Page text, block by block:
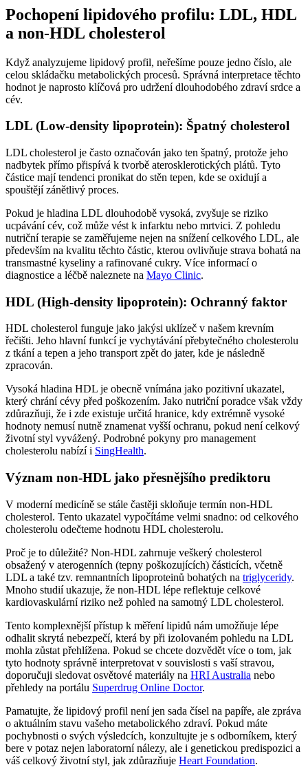
Pochopení lipidového profilu: LDL, HDL
a non-HDL cholesterol
Když analyzujeme lipidový profil, neřešíme pouze jedno číslo, ale
celou skládačku metabolických procesů. Správná interpretace těchto
hodnot je naprosto klíčová pro udržení dlouhodobého zdraví srdce a
cév.
LDL (Low-density lipoprotein): Špatný cholesterol
LDL cholesterol je často označován jako ten špatný, protože jeho
nadbytek přímo přispívá k tvorbě aterosklerotických plátů. Tyto
částice mají tendenci pronikat do stěn tepen, kde se oxidují a
spouštějí zánětlivý proces.
Pokud je hladina LDL dlouhodobě vysoká, zvyšuje se riziko
ucpávání cév, což může vést k infarktu nebo mrtvici. Z pohledu
nutriční terapie se zaměřujeme nejen na snížení celkového LDL, ale
především na kvalitu těchto částic, kterou ovlivňuje strava bohatá na
transmastné kyseliny a rafinované cukry. Více informací o
diagnostice a léčbě naleznete na Mayo Clinic.
HDL (High-density lipoprotein): Ochranný faktor
HDL cholesterol funguje jako jakýsi uklízeč v našem krevním
řečišti. Jeho hlavní funkcí je vychytávání přebytečného cholesterolu
z tkání a tepen a jeho transport zpět do jater, kde je následně
zpracován.
Vysoká hladina HDL je obecně vnímána jako pozitivní ukazatel,
který chrání cévy před poškozením. Jako nutriční poradce však vždy
zdůrazňuji, že i zde existuje určitá hranice, kdy extrémně vysoké
hodnoty nemusí nutně znamenat vyšší ochranu, pokud není celkový
životní styl vyvážený. Podrobné pokyny pro management
cholesterolu nabízí i SingHealth.
Význam non-HDL jako přesnějšího prediktoru
V moderní medicíně se stále častěji skloňuje termín non-HDL
cholesterol. Tento ukazatel vypočítáme velmi snadno: od celkového
cholesterolu odečteme hodnotu HDL cholesterolu.
Proč je to důležité? Non-HDL zahrnuje veškerý cholesterol
obsažený v aterogenních (tepny poškozujících) částicích, včetně
LDL a také tzv. remnantních lipoproteinů bohatých na triglyceridy.
Mnoho studií ukazuje, že non-HDL lépe reflektuje celkové
kardiovaskulární riziko než pohled na samotný LDL cholesterol.
Tento komplexnější přístup k měření lipidů nám umožňuje lépe
odhalit skrytá nebezpečí, která by při izolovaném pohledu na LDL
mohla zůstat přehlížena. Pokud se chcete dozvědět více o tom, jak
tyto hodnoty správně interpretovat v souvislosti s vaší stravou,
doporučuji sledovat osvětové materiály na HRI Australia nebo
přehledy na portálu Superdrug Online Doctor.
Pamatujte, že lipidový profil není jen sada čísel na papíře, ale zpráva
o aktuálním stavu vašeho metabolického zdraví. Pokud máte
pochybnosti o svých výsledcích, konzultujte je s odborníkem, který
bere v potaz nejen laboratorní nálezy, ale i genetickou predispozici a
váš celkový životní styl, jak zdůrazňuje Heart Foundation.